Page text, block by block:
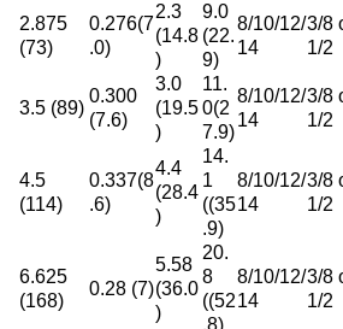
2.875
(73)
0.276(7
.0)
2.3
(14.8
)
9.0
(22.
9)
8/10/12/
14
3/8
1/2
3.5 (89)
0.300
(7.6)
3.0
(19.5
)
11.
0(2
7.9)
8/10/12/
14
3/8
1/2
4.5
(114)
0.337(8
.6)
4.4
(28.4
)
14.
1
((35
.9)
8/10/12/
14
3/8
1/2
6.625
(168)
0.28 (7)
5.58
(36.0
)
20.
8
((52
8/10/12/
14
3/8
1/2